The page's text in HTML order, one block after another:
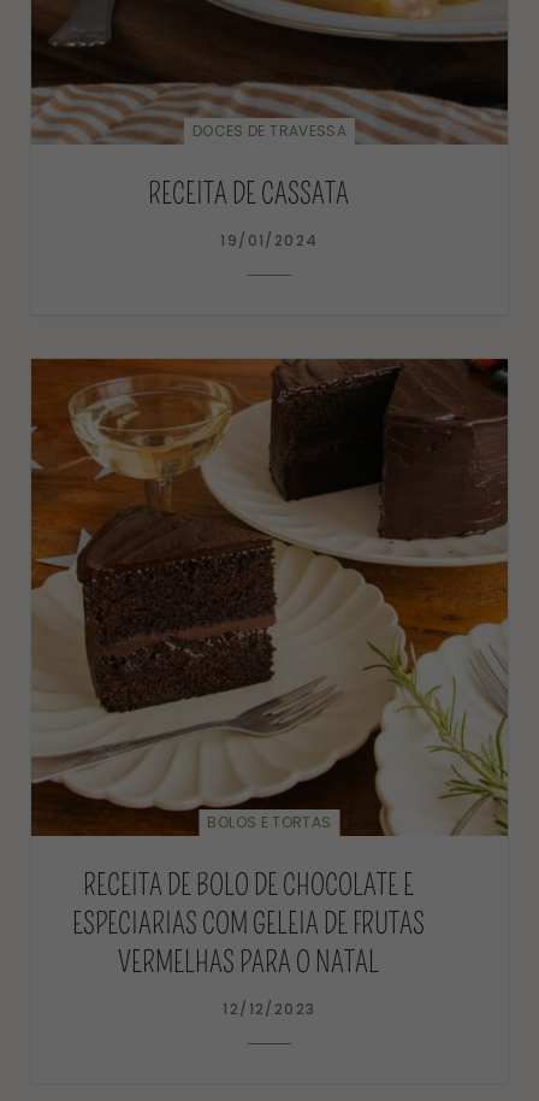
DOCES DE TRAVESSA
RECEITA DE CASSATA
19/01/2024
BOLOS E TORTAS
RECEITA DE BOLO DE CHOCOLATE E
ESPECIARIAS COM GELEIA DE FRUTAS
VERMELHAS PARA O NATAL
12/12/2023